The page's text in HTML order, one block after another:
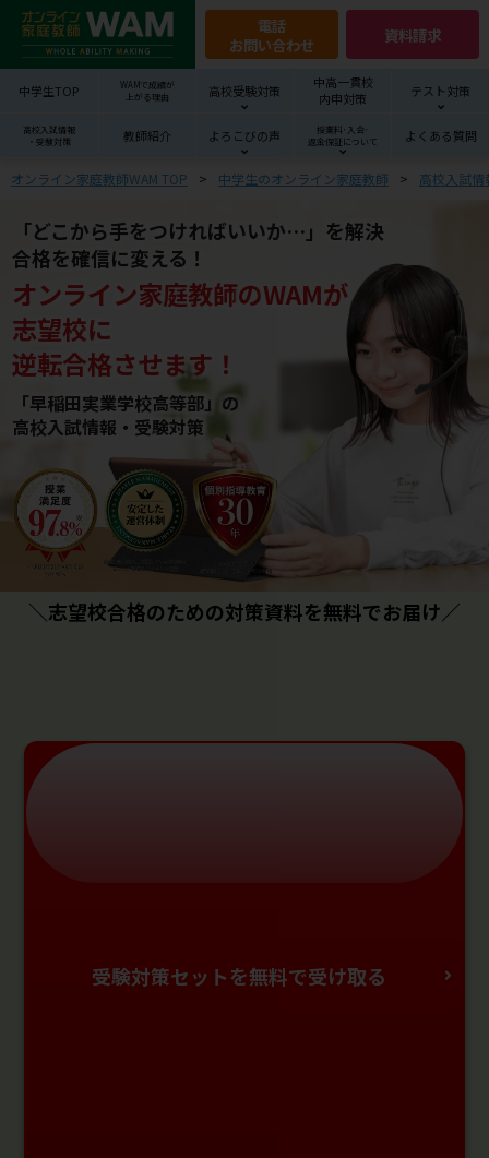
電話
お問い合わせ
資料請求
中学生TOP
WAMで成績が
上がる理由
高校受験対策
中高一貫校
内申対策
テスト対策
高校入試情報
・受験対策
教師紹介 よろこびの声
授業料･入会･
返金保証について
よくある質問
オンライン家庭教師WAM TOP 中学生のオンライン家庭教師 高校入試
「どこから手をつければいいか…」を解決
合格を確信に変える！
オンライン家庭教師のWAMが
志望校に
逆転合格させます！
「早稲田実業学校高等部」の
高校入試情報・受験対策
＼志望校合格のための対策資料を無料でお届け／
受験対策セットを無料で受け取る